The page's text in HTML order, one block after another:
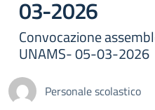
03-2026
Convocazione
UNAMS- 05-03-2026
Personale scolastico